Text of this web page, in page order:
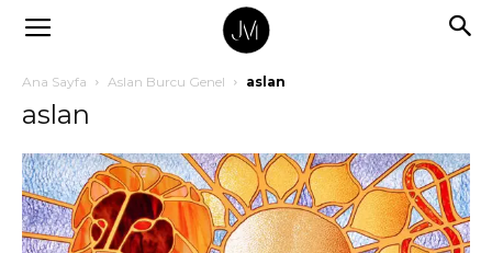
Ana Sayfa Aslan Burcu Genel aslan
aslan